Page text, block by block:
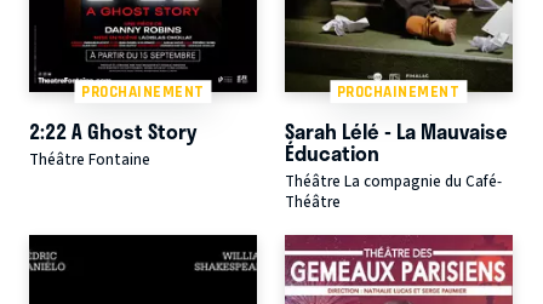
PROCHAINEMENT
2:22 A Ghost Story
Théâtre Fontaine
PROCHAINEMENT
Sarah Lélé - La Mauvaise
Éducation
Théâtre La compagnie du Café-
Théâtre